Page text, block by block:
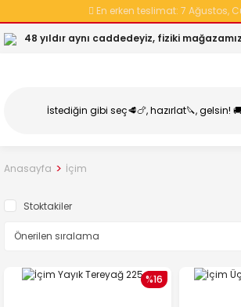
En erken teslimat: 7 Ağustos,
48 yıldır aynı caddedeyiz, fiziki
Anasayfa İçim
Stoktakiler
%16